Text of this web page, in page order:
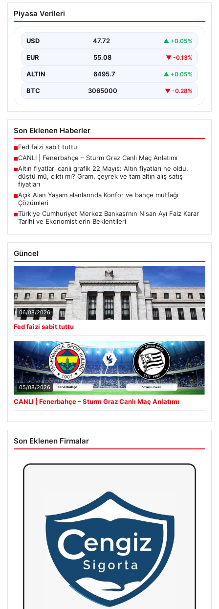
CANLI | Fenerbahçe – Sturm Graz Canlı
Maç Anlatımı
Piyasa Verileri
USD 47.72 ▲ +0.05%
EUR 55.08 ▼ -0.13%
ALTIN 6495.7 ▲ +0.05%
BTC 3065000 ▼ -0.28%
Son Eklenen Haberler
■Fed faizi sabit tuttu
■CANLI | Fenerbahçe – Sturm Graz Canlı Maç Anlatımı
■Altın fiyatları canlı grafik 22 Mayıs: Altın fiyatları ne oldu,
düştü mü, çıktı mı? Gram, çeyrek ve tam altın alış satış
fiyatları
■Açık Alan Yaşam alanlarında Konfor ve bahçe mutfağı
Çözümleri
■Türkiye Cumhuriyet Merkez Bankası’nın Nisan Ayı Faiz Karar
Tarihi ve Ekonomistlerin Beklentileri
Güncel
06/08/2026
Fed faizi sabit tuttu
05/08/2026
CANLI | Fenerbahçe – Sturm Graz Canlı Maç Anlatımı
Son Eklenen Firmalar